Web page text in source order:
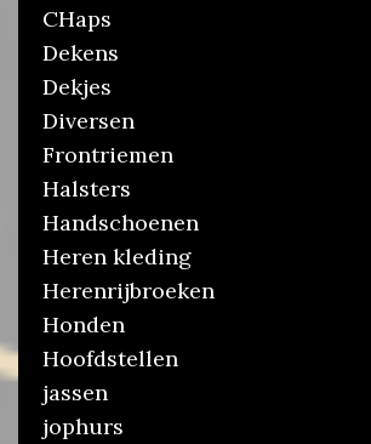
CHaps
Dekens
Dekjes
Diversen
Frontriemen
Halsters
Handschoenen
Heren kleding
Herenrijbroeken
Honden
Hoofdstellen
jassen
jophurs